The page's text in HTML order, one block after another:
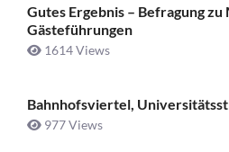
Gutes Ergebnis – Befragung
Gästeführungen
1614 Views
Bahnhofsviertel,
977 Views